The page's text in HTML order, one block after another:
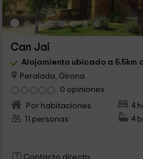
Can Jai
Alojamiento ubicado a 5.5km
Peralada, Girona
0 opiniones
Por habitaciones
4
11 personas
4
Contacto directo